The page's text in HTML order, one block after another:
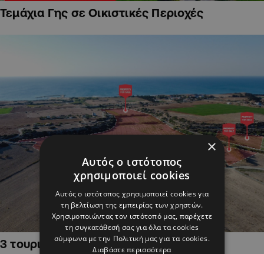
Τεμάχια Γης σε Οικιστικές Περιοχές
3 τουριστικά χωράφια στην Αλαμινό,
×
Αυτός ο ιστότοπος
χρησιμοποιεί cookies
Αυτός ο ιστότοπος χρησιμοποιεί cookies για
τη βελτίωση της εμπειρίας των χρηστών.
Χρησιμοποιώντας τον ιστότοπό μας, παρέχετε
τη συγκατάθεσή σας για όλα τα cookies
σύμφωνα με την Πολιτική μας για τα cookies.
Διαβάστε περισσότερα